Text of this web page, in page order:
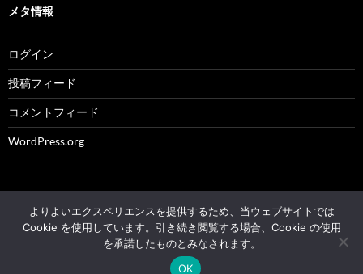
メタ情報
ログイン
投稿フィード
コメントフィード
WordPress.org
© 2004 - 2026 NK's weblog All rights reserved.
よりよいエクスペリエンスを提供するため、当ウェブサイトでは
Cookie を使用しています。引き続き閲覧する場合、Cookie の使用
を承諾したものとみなされます。
OK